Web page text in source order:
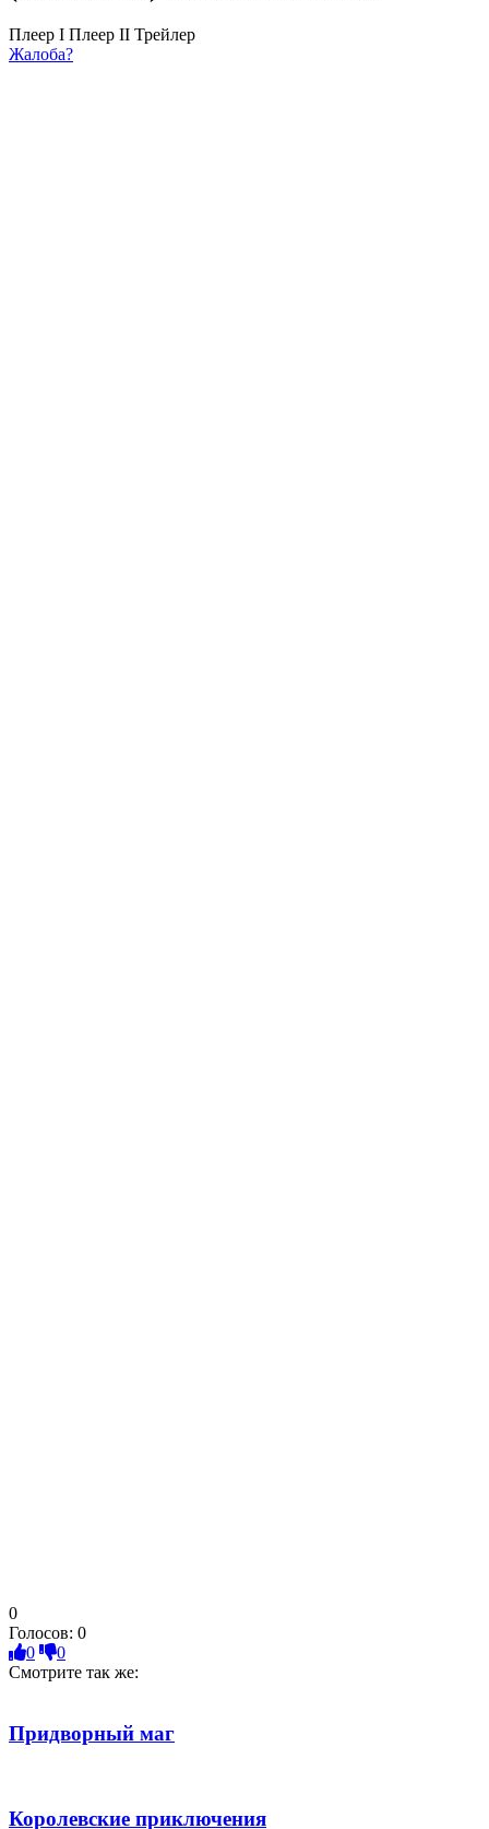
Плеер I Плеер II Трейлер
Жалоба?
0
Голосов: 0
0
0
Смотрите так же:
Придворный маг
Королевские приключения